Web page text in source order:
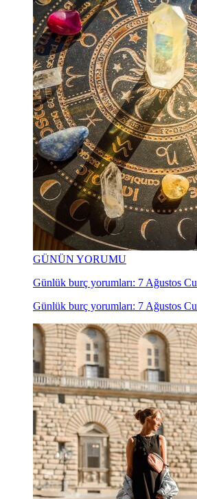
GÜNÜN YORUMU
Günlük burç yorumları: 7 Ağustos
Günlük burç yorumları: 7 Ağustos